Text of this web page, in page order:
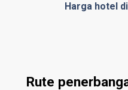
Harga hotel
Rute